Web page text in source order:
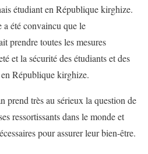
étudiant en République kirghize.
été convaincu que le
prendre toutes les mesures
et la sécurité des étudiants et des
République kirghize.
prend très au sérieux la question de
ressortissants dans le monde et
pour assurer leur bien-être.